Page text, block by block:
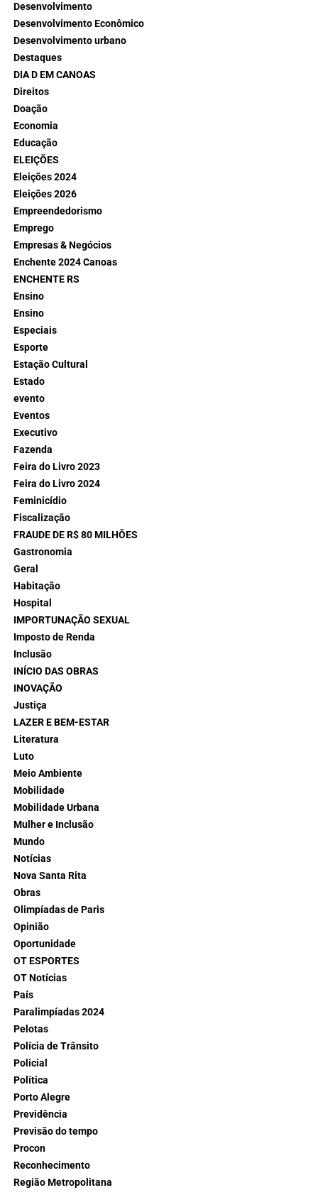
Desenvolvimento
Desenvolvimento Econômico
Desenvolvimento urbano
Destaques
DIA D EM CANOAS
Direitos
Doação
Economia
Educação
ELEIÇÕES
Eleições 2024
Eleições 2026
Empreendedorismo
Emprego
Empresas & Negócios
Enchente 2024 Canoas
ENCHENTE RS
Ensino
Ensino
Especiais
Esporte
Estação Cultural
Estado
evento
Eventos
Executivo
Fazenda
Feira do Livro 2023
Feira do Livro 2024
Feminicídio
Fiscalização
FRAUDE DE R$ 80 MILHÕES
Gastronomia
Geral
Habitação
Hospital
IMPORTUNAÇÃO SEXUAL
Imposto de Renda
Inclusão
INÍCIO DAS OBRAS
INOVAÇÃO
Justiça
LAZER E BEM-ESTAR
Literatura
Luto
Meio Ambiente
Mobilidade
Mobilidade Urbana
Mulher e Inclusão
Mundo
Notícias
Nova Santa Rita
Obras
Olimpíadas de Paris
Opinião
Oportunidade
OT ESPORTES
OT Notícias
País
Paralimpíadas 2024
Pelotas
Polícia de Trânsito
Policial
Política
Porto Alegre
Previdência
Previsão do tempo
Procon
Reconhecimento
Região Metropolitana